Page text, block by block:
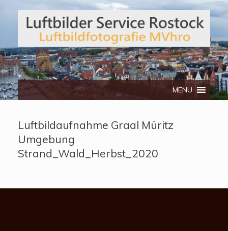
Telefon: 0172/3134512
MENU
Luftbildaufnahme Graal Müritz
Umgebung
Strand_Wald_Herbst_2020